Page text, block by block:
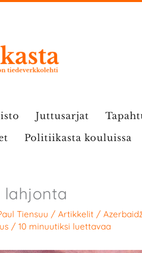
Juttusarjat
Politiikasta kouluissa
lahjonta
Tiensuu / Artikkelit /
/ 10 minuutiksi luettavaa